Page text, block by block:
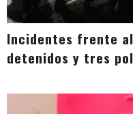
Incidentes frente
detenidos y tres